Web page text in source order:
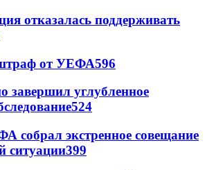
отказалась поддерживать
от УЕФА596
завершил углубленное
524
собрал экстренное совещание
ситуации399